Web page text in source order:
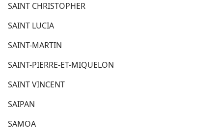
SAINT CHRISTOPHER
SAINT LUCIA
SAINT-MARTIN
SAINT-PIERRE-ET-MIQUELON
SAINT VINCENT
SAIPAN
SAMOA